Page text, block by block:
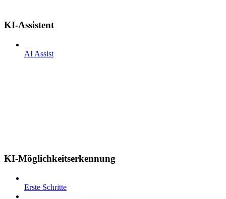
KI-Assistent
AI Assist
KI-Möglichkeitserkennung
Erste Schritte